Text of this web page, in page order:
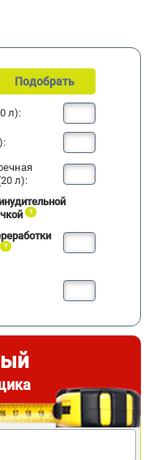
Подобрать
л):
л):